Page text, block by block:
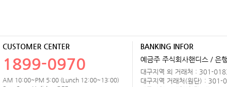
CUSTOMER CENTER
1899-0970
AM 10:00~PM 5:00 (Lunch 12:00~13:00)
BANKING INFOR
예금주 주식회사핸디스 / 은
대구지역 외 거래처 : 301-
대구지역 거래처(원단) :